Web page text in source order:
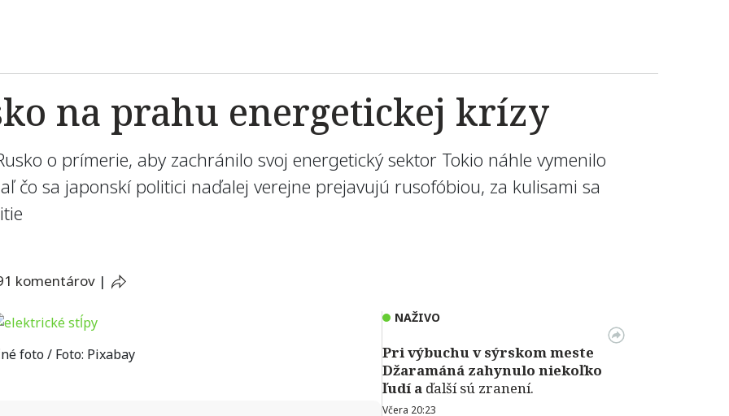
na prahu energetickej krízy
o prímerie, aby zachránilo svoj energetický sektor Tokio náhle vymenilo
čo sa japonskí politici naďalej verejne prejavujú rusofóbiou, za kulisami sa
komentárov |
foto / Foto: Pixabay
NAŽIVO
Pri výbuchu v sýrskom meste
Džaramáná zahynulo niekoľko
ľudí a ďalší sú zranení.
Včera 20:23